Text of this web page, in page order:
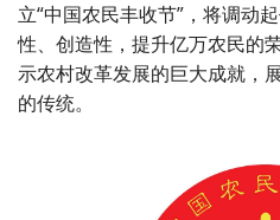
立“中国农民丰收节”，将调动
性、创造性，提升亿万农民的
示农村改革发展的巨大成就，
的传统。